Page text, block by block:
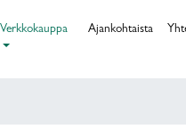
Verkkokauppa Ajankohtaista